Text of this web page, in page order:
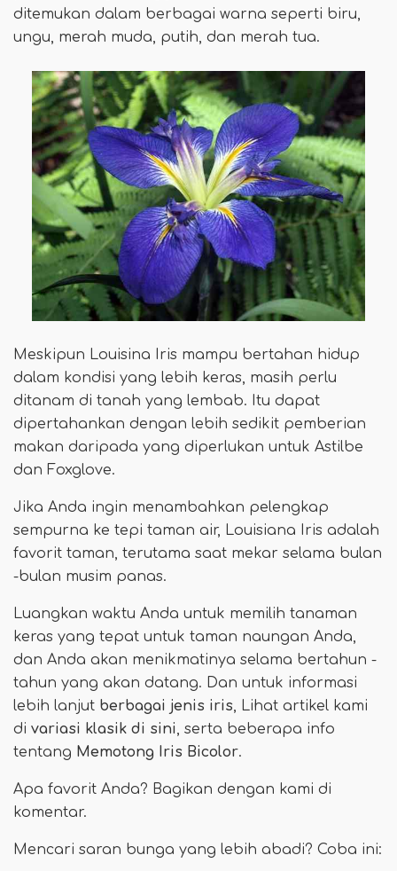
ditemukan dalam berbagai warna seperti biru,
ungu, merah muda, putih, dan merah tua.
Meskipun Louisina Iris mampu bertahan hidup
dalam kondisi yang lebih keras, masih perlu
ditanam di tanah yang lembab. Itu dapat
dipertahankan dengan lebih sedikit pemberian
makan daripada yang diperlukan untuk Astilbe
dan Foxglove.
Jika Anda ingin menambahkan pelengkap
sempurna ke tepi taman air, Louisiana Iris adalah
favorit taman, terutama saat mekar selama bulan
-bulan musim panas.
Luangkan waktu Anda untuk memilih tanaman
keras yang tepat untuk taman naungan Anda,
dan Anda akan menikmatinya selama bertahun -
tahun yang akan datang. Dan untuk informasi
lebih lanjut berbagai jenis iris, Lihat artikel kami
di variasi klasik di sini, serta beberapa info
tentang Memotong Iris Bicolor.
Apa favorit Anda? Bagikan dengan kami di
komentar.
Mencari saran bunga yang lebih abadi? Coba ini: